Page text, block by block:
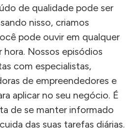
de qualidade pode ser
nisso, criamos
pode ouvir em qualquer
hora. Nossos episódios
com especialistas,
de empreendedores e
aplicar no seu negócio. É
de se manter informado
das suas tarefas diárias.